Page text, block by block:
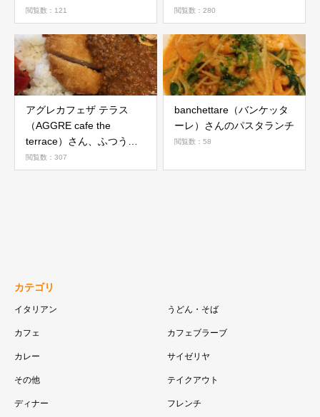
ソース」
閲覧数：121 閲覧数：280
アグレカフェザ テラス
（AGGRE cafe the
terrace）さん、ふつうに
超美味しい
閲覧数：307
banchettare（バンケッタ
ーレ）さんのパスタランチ
閲覧数：58
カテゴリ
イタリアン うどん・そば
カフェ カフェブラーブ
カレー サイゼリヤ
その他 テイクアウト
ディナー フレンチ